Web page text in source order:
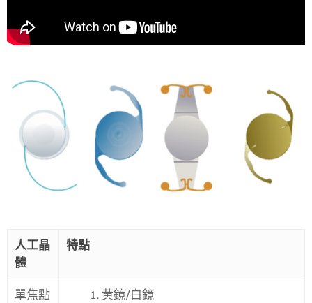
人工晶
體
特點
單焦點
黄鏡/白鏡